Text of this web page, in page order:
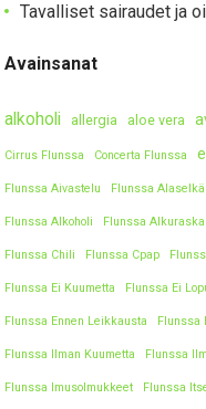
Tavalliset sairaudet ja
Avainsanat
alkoholi allergia aloe vera
Cirrus Flunssa Concerta Flunssa
Flunssa Aivastelu Flunssa
Flunssa Alkoholi Flunssa
Flunssa Chili Flunssa Cpap
Flunssa Ei Kuumetta Flunssa Ei
Flunssa Ennen Leikkausta Flunssa
Flunssa Ilman Kuumetta Flunssa
Flunssa Imusolmukkeet Flunssa